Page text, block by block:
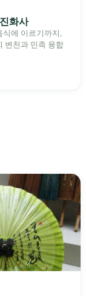
화사
에 이르기까지,
변천과 민족 융합